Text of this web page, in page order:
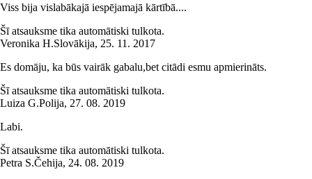
Viss bija vislabākajā iespējamajā kārtībā....
Šī atsauksme tika automātiski tulkota.
Veronika H.Slovākija, 25. 11. 2017
Es domāju, ka būs vairāk gabalu,bet citādi esmu apmierināts.
Šī atsauksme tika automātiski tulkota.
Luiza G.Polija, 27. 08. 2019
Labi.
Šī atsauksme tika automātiski tulkota.
Petra S.Čehija, 24. 08. 2019